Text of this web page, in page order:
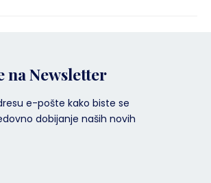
na Newsletter
e-pošte kako biste se
dobijanje naših novih